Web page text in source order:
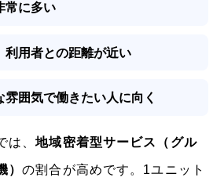
常に多い
利用者との距離が近い
雰囲気で働きたい人に向く
は、地域密着型サービス（グル
）の割合が高めです。1ユニット